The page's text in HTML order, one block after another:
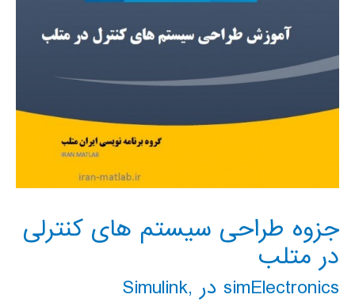
جزوه طراحی سیستم های کنترلی
در متلب
simElectronics در Simulink
,